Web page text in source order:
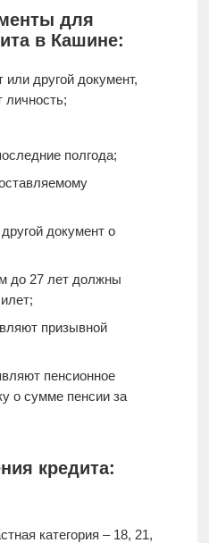
для
в Кашине:
или другой документ,
личность;
полгода;
документ о
до 27 лет должны
призывной
пенсионное
о сумме пенсии за
кредита:
категория – 18, 21,